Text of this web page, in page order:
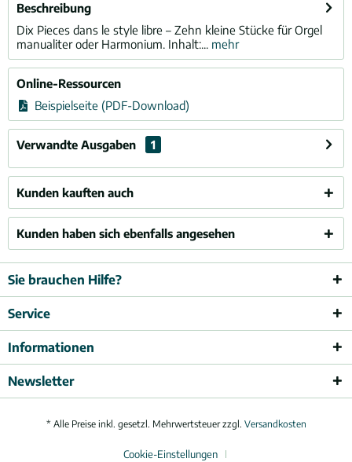
Beschreibung
Dix Pieces dans le style libre – Zehn kleine Stücke für Orgel
manualiter oder Harmonium. Inhalt:... mehr
Online-Ressourcen
Beispielseite (PDF-Download)
Verwandte Ausgaben 1
Kunden kauften auch
Kunden haben sich ebenfalls angesehen
Sie brauchen Hilfe?
Service
Informationen
Newsletter
* Alle Preise inkl. gesetzl. Mehrwertsteuer zzgl. Versandkosten
Cookie-Einstellungen